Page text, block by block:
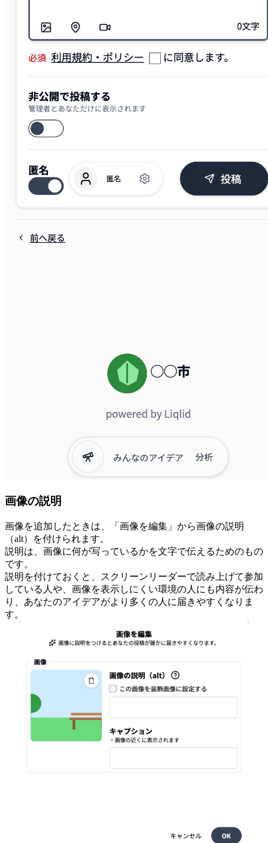
画像の説明
画像を追加したときは、「画像を編集」から画像の説明
（alt）を付けられます。
説明は、画像に何が写っているかを文字で伝えるためのもの
です。
説明を付けておくと、スクリーンリーダーで読み上げて参加
している人や、画像を表示しにくい環境の人にも内容が伝わ
り、あなたのアイデアがより多くの人に届きやすくなりま
す。